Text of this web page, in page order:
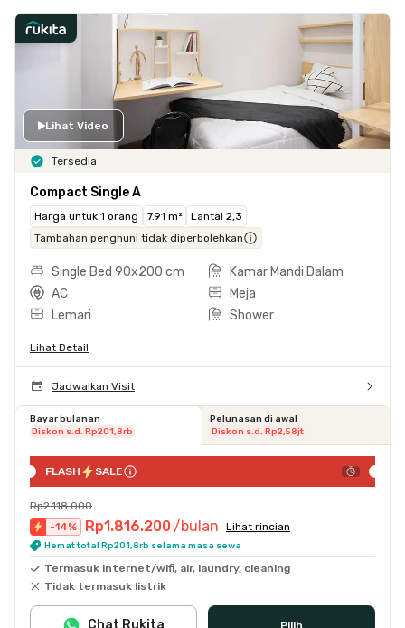
Lihat Video
Tersedia
Compact Single A
Harga untuk 1 orang 7.91 m²
Lantai 2,3
Tambahan penghuni tidak diperbolehkan
Single Bed 90x200 cm
Kamar Mandi Dalam
AC
Meja
Lemari
Shower
Lihat Detail
Jadwalkan Visit
Bayar bulanan
Diskon s.d. Rp201,8rb
Pelunasan di awal
Diskon s.d. Rp2,58jt
FLASH SALE
Rp2.118.000
-14% Rp1.816.200 /bulan Lihat rincian
Hemat total Rp201,8rb selama masa sewa
Termasuk internet/wifi, air, laundry, cleaning
Tidak termasuk listrik
Pilih
Chat Rukita